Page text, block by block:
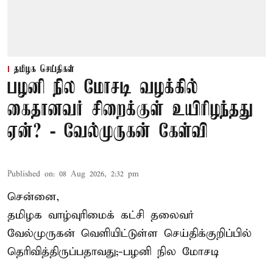
தமிழக செய்திகள்
பழனி நில மோசடி வழக்கில்
கைதானவர் சிறைக்குள் உயிரிழந்தது
ஏன்? - வேல்முருகன் கேள்வி
Published on: 08 Aug 2026, 2:32 pm
சென்னை,
தமிழக வாழ்வுரிமைக் கட்சி தலைவர்
வேல்முருகன் வெளியிட்டுள்ள செய்திக்குறிப்பில்
தெரிவித்திருப்பதாவது;-பழனி நில மோசடி